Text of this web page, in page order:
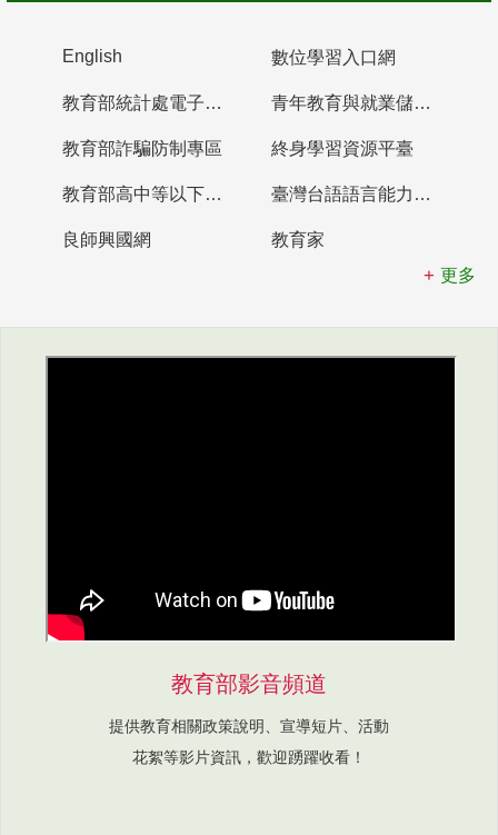
English 數位學習入口網
教育部統計處電子書櫃 青年教育與就業儲蓄帳戶
教育部詐騙防制專區 終身學習資源平臺
教育部高中等以下學校及幼兒園教師資格檢定考試 臺灣台語語言能力認證網站
良師興國網
教育家
更多
教育部影音頻道
提供教育相關政策說明、宣導短片、活動
花絮等影片資訊，歡迎踴躍收看！